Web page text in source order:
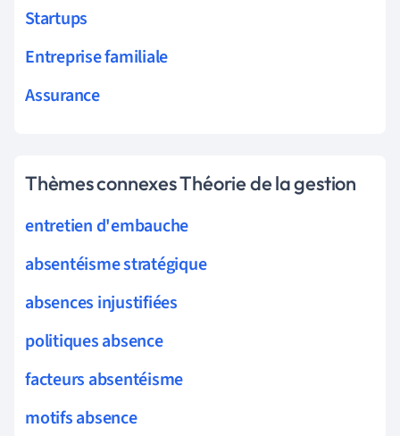
Startups
Entreprise familiale
Assurance
Thèmes connexes Théorie de la gestion
entretien d'embauche
absentéisme stratégique
absences injustifiées
politiques absence
facteurs absentéisme
motifs absence